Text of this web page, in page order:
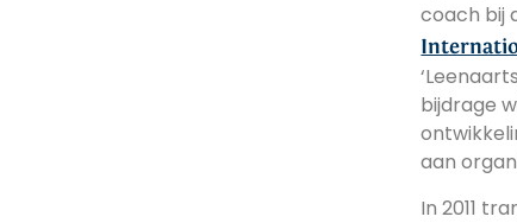
coach bij
bijdrage
aan
In 2011